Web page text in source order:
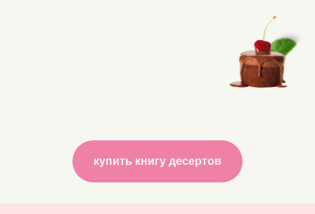
купить книгу десертов